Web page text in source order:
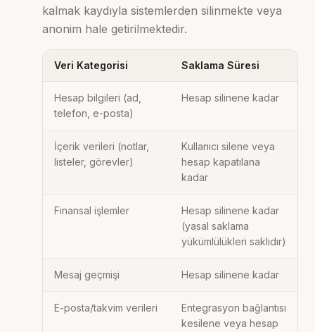
kalmak kaydıyla sistemlerden silinmekte veya
anonim hale getirilmektedir.
Veri Kategorisi Saklama Süresi
Hesap bilgileri (ad,
telefon, e-posta)
Hesap silinene kadar
İçerik verileri (notlar,
listeler, görevler)
Kullanıcı silene veya
hesap kapatılana
kadar
Finansal işlemler
Hesap silinene kadar
(yasal saklama
yükümlülükleri saklıdır)
Mesaj geçmişi Hesap silinene kadar
E-posta/takvim verileri
Entegrasyon bağlantısı
kesilene veya hesap